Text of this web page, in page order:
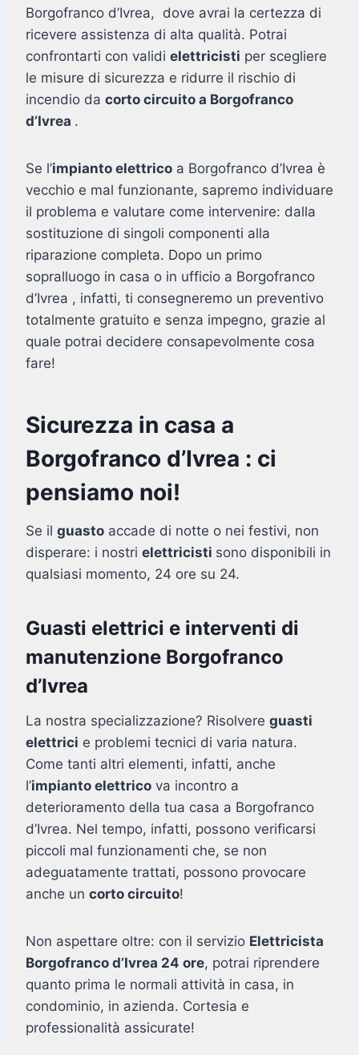
Borgofranco d’Ivrea, dove avrai la certezza di
ricevere assistenza di alta qualità. Potrai
confrontarti con validi elettricisti per scegliere
le misure di sicurezza e ridurre il rischio di
incendio da corto circuito a Borgofranco
d’Ivrea .
Se l’impianto elettrico a Borgofranco d’Ivrea è
vecchio e mal funzionante, sapremo individuare
il problema e valutare come intervenire: dalla
sostituzione di singoli componenti alla
riparazione completa. Dopo un primo
sopralluogo in casa o in ufficio a Borgofranco
d’Ivrea , infatti, ti consegneremo un preventivo
totalmente gratuito e senza impegno, grazie al
quale potrai decidere consapevolmente cosa
fare!
Sicurezza in casa a
Borgofranco d’Ivrea : ci
pensiamo noi!
Se il guasto accade di notte o nei festivi, non
disperare: i nostri elettricisti sono disponibili in
qualsiasi momento, 24 ore su 24.
Guasti elettrici e interventi di
manutenzione Borgofranco
d’Ivrea
La nostra specializzazione? Risolvere guasti
elettrici e problemi tecnici di varia natura.
Come tanti altri elementi, infatti, anche
l’impianto elettrico va incontro a
deterioramento della tua casa a Borgofranco
d’Ivrea. Nel tempo, infatti, possono verificarsi
piccoli mal funzionamenti che, se non
adeguatamente trattati, possono provocare
anche un corto circuito!
Non aspettare oltre: con il servizio Elettricista
Borgofranco d’Ivrea 24 ore, potrai riprendere
quanto prima le normali attività in casa, in
condominio, in azienda. Cortesia e
professionalità assicurate!